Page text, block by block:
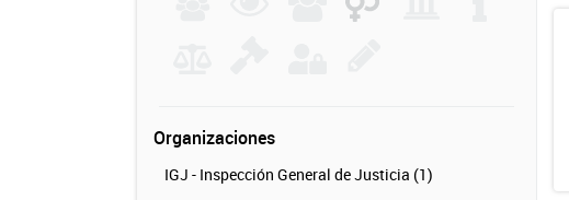
Organizaciones
IGJ - Inspección General de Justicia (1)